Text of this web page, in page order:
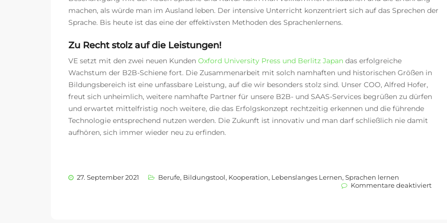
machen, als würde man im Ausland leben. Der intensive Unterricht konzentriert sich auf das Sprechen der
Sprache. Bis heute ist das eine der effektivsten Methoden des Sprachenlernens.
Zu Recht stolz auf die Leistungen!
VE setzt mit den zwei neuen Kunden Oxford University Press und Berlitz Japan das erfolgreiche
Wachstum der B2B-Schiene fort. Die Zusammenarbeit mit solch namhaften und historischen Größen in
Bildungsbereich ist eine unfassbare Leistung, auf die wir besonders stolz sind. Unser COO, Alfred Hofer,
freut sich unheimlich, weitere namhafte Partner für unsere B2B- und SAAS-Services begrüßen zu dürfen
und erwartet mittelfristig noch weitere, die das Erfolgskonzept rechtzeitig erkennen und die führende
Technologie entsprechend nutzen werden. Die Zukunft ist innovativ und man darf schließlich nie damit
aufhören, sich immer wieder neu zu erfinden.
27. September 2021 Berufe, Bildungstool, Kooperation, Lebenslanges Lernen, Sprachen lernen
Kommentare deaktiviertfür